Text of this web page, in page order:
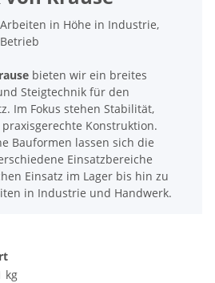
in Höhe in Industrie,
bieten wir ein breites
Steigtechnik für den
Im Fokus stehen Stabilität,
Konstruktion.
Bauformen lassen sich die
Einsatzbereiche
Einsatz im Lager bis hin zu
in Industrie und Handwerk.
kg